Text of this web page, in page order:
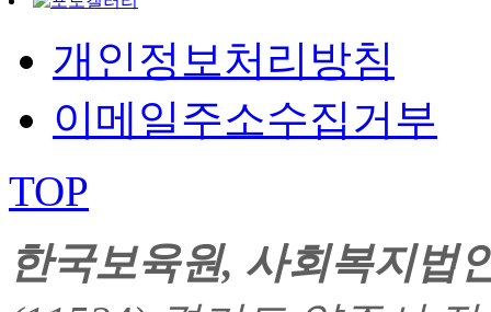
개인정보처리방침
이메일주소수집거부
TOP
한국보육원, 사회복지법